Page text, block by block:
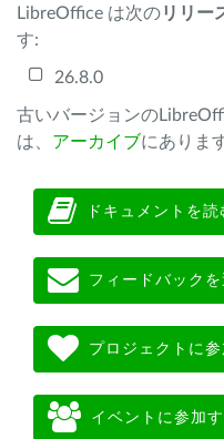
LibreOffice は次のリリー
す:
26.8.0
古いバージョンの
は、 アーカイブにありま
ドキュメントを読
フィードバックを
プロジェクトに参
イベントに参加